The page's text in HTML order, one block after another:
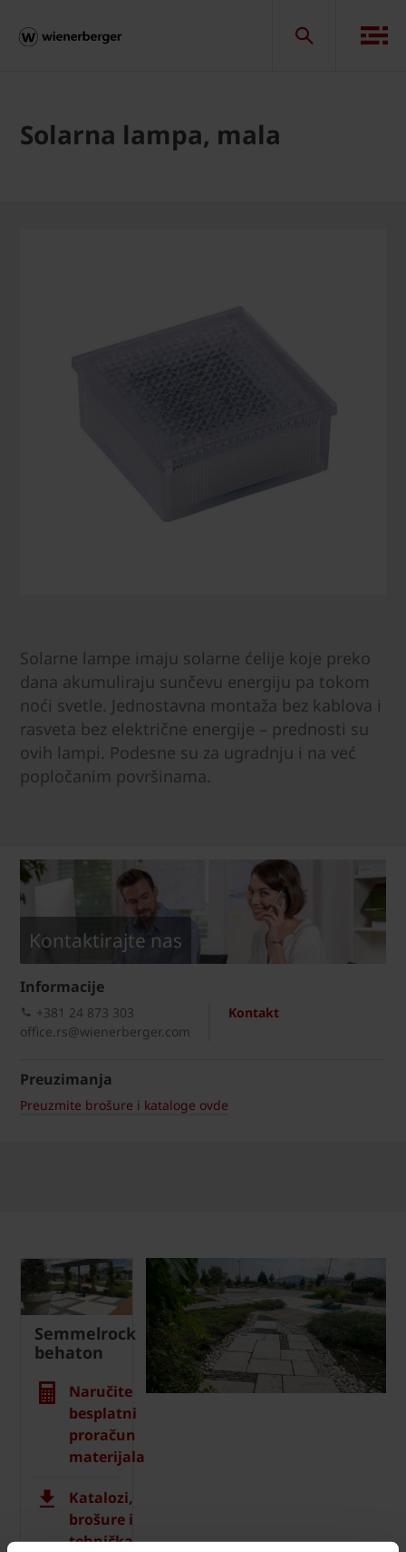
Solarna lampa, mala
Solarne lampe imaju solarne ćelije koje preko
dana akumuliraju sunčevu energiju pa tokom
noći svetle. Jednostavna montaža bez kablova i
rasveta bez električne energije – prednosti su
ovih lampi. Podesne su za ugradnju i na već
popločanim površinama.
Kontaktirajte nas
Informacije
Kontakt
+381 24 873 303
office.rs@wienerberger.com
Preuzimanja
Preuzmite brošure i kataloge ovde
Semmelrock
behaton
Naručite
besplatni
proračun
materijala
Katalozi,
brošure i
tehnička